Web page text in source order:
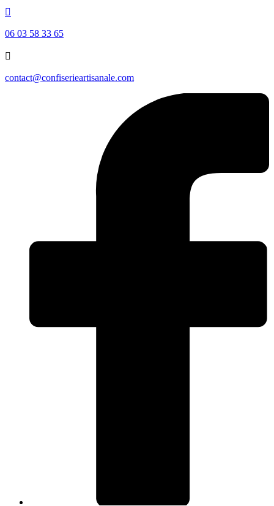

06 03 58 33 65

contact@confiserieartisanale.com